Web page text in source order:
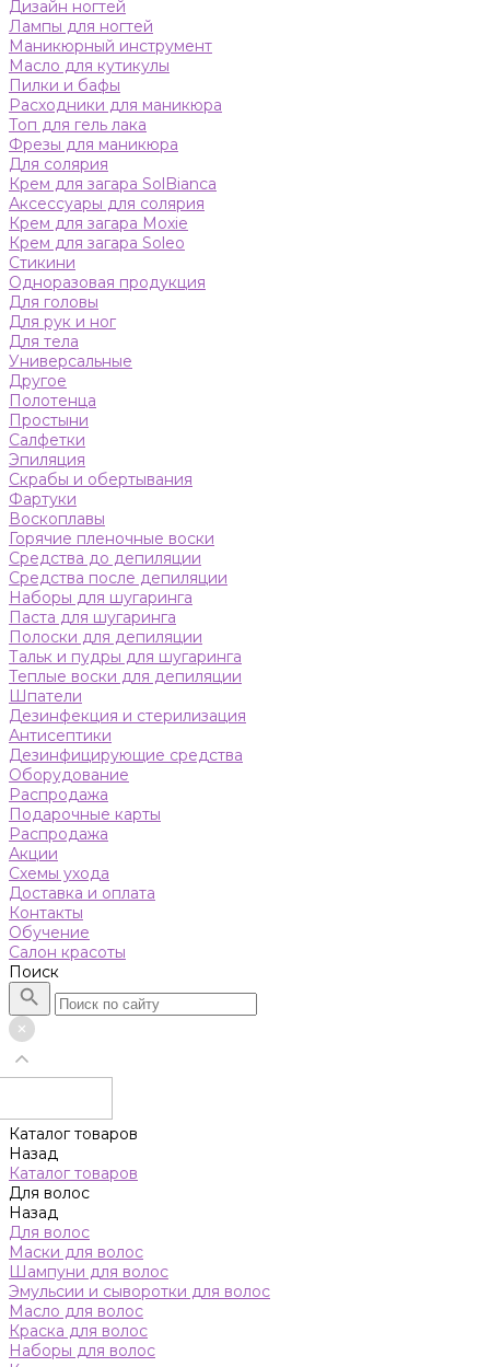
Дизайн ногтей
Лампы для ногтей
Маникюрный инструмент
Масло для кутикулы
Пилки и бафы
Расходники для маникюра
Топ для гель лака
Фрезы для маникюра
Для солярия
Крем для загара SolBianca
Аксессуары для солярия
Крем для загара Moxie
Крем для загара Soleo
Стикини
Одноразовая продукция
Для головы
Для рук и ног
Для тела
Универсальные
Другое
Полотенца
Простыни
Салфетки
Эпиляция
Скрабы и обертывания
Фартуки
Воскоплавы
Горячие пленочные воски
Средства до депиляции
Средства после депиляции
Наборы для шугаринга
Паста для шугаринга
Полоски для депиляции
Тальк и пудры для шугаринга
Теплые воски для депиляции
Шпатели
Дезинфекция и стерилизация
Антисептики
Дезинфицирующие средства
Оборудование
Распродажа
Подарочные карты
Распродажа
Акции
Схемы ухода
Доставка и оплата
Контакты
Обучение
Салон красоты
Поиск
Каталог товаров
Назад
Каталог товаров
Для волос
Назад
Для волос
Маски для волос
Шампуни для волос
Эмульсии и сыворотки для волос
Масло для волос
Краска для волос
Наборы для волос